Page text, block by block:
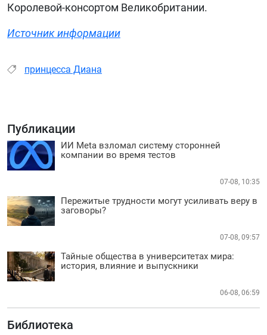
Публикации
ИИ Meta взломал систему сторонней
компании во время тестов
07-08, 10:35
Пережитые трудности могут усиливать веру в
заговоры?
07-08, 09:57
Тайные общества в университетах мира:
история, влияние и выпускники
06-08, 06:59
Библиотека
Королевой-консортом Великобритании.
Источник информации
принцесса Диана